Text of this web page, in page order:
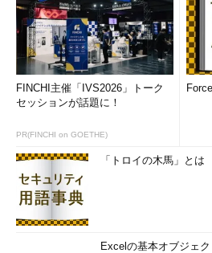
FINCHI主催「IVS2026」トーク
セッションが話題に！
PR(FINCHI on GOETHE)
「トロイの木馬」とは
Excelの基本オブジェ